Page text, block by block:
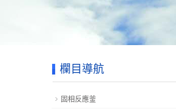
欄目導航
固相反應釜